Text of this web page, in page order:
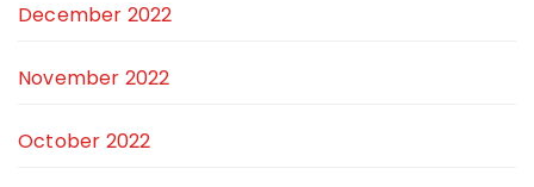
December 2022
November 2022
October 2022